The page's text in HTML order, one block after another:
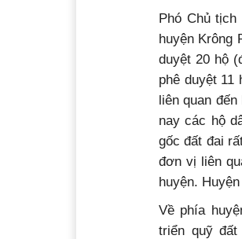
Phó Chủ
huyện Krông
duyệt 20 hộ
phê duyệt 11
liên quan
nay các hộ
gốc đất đai
đơn vị liên
huyện.
Về phía
triển quỹ